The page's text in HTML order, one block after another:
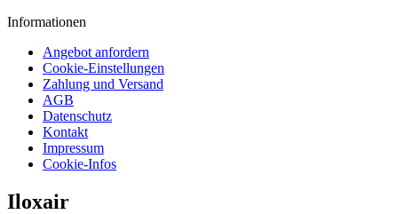
Informationen
Angebot anfordern
Cookie-Einstellungen
Zahlung und Versand
AGB
Datenschutz
Kontakt
Impressum
Cookie-Infos
Iloxair